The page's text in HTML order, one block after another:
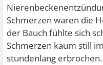
Schmerzen waren die
der Bauch fühlte sich
Schmerzen kaum still
stundenlang erbrochen.